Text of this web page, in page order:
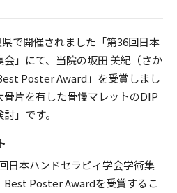
で開催されました「第36回日本
」にて、当院の坂田 美紀（さか
Poster Award」を受賞しまし
片を有した骨慢マレットのDIP
」です。
日本ハンドセラピィ学会学術集
Best Poster Awardを受賞するこ